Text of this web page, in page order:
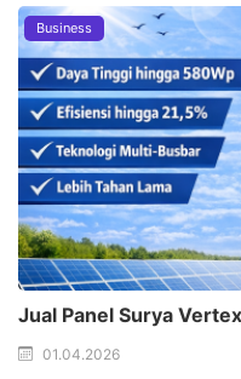
Business
Jual Panel Surya
01.04.2026